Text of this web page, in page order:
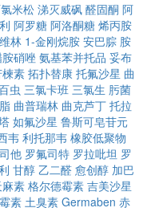
米松 涕灭威砜 醛固酮 阿
阿罗糖 阿洛酮糖 烯丙胺
林 1-金刚烷胺 安巴腙 胺
硝唑 氨基苯并托品 妥布
素 拓扑替康 托氟沙星 曲
虫 三氯卡班 三氯生 肟菌
曲普瑞林 曲克芦丁 托拉
如氟沙星 鲁斯可皂苷元
韦 利托那韦 橡胶低聚物
他 罗氟司特 罗拉吡坦 罗
甘醇 乙二醛 愈创醇 加巴
麻素格尔德霉素 吉美沙星
素 土臭素 Germaben 赤